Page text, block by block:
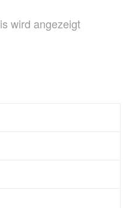
wird angezeigt